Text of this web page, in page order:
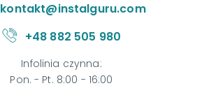
kontakt@instalguru.com
+48 882 505 980
Infolinia czynna:
Pon. - Pt. 8:00 - 16:00